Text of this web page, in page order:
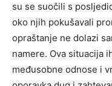
su se suočili s
oko njih pokušavali
opraštanje ne dolazi
namere. Ova situacija
međusobne odnose i